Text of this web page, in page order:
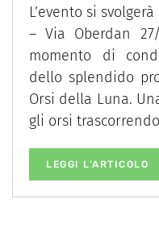
L’evento si
– Via Oberdan
momento di
dello splendido
Orsi della Luna.
gli orsi
LEGGI L’ARTICOLO